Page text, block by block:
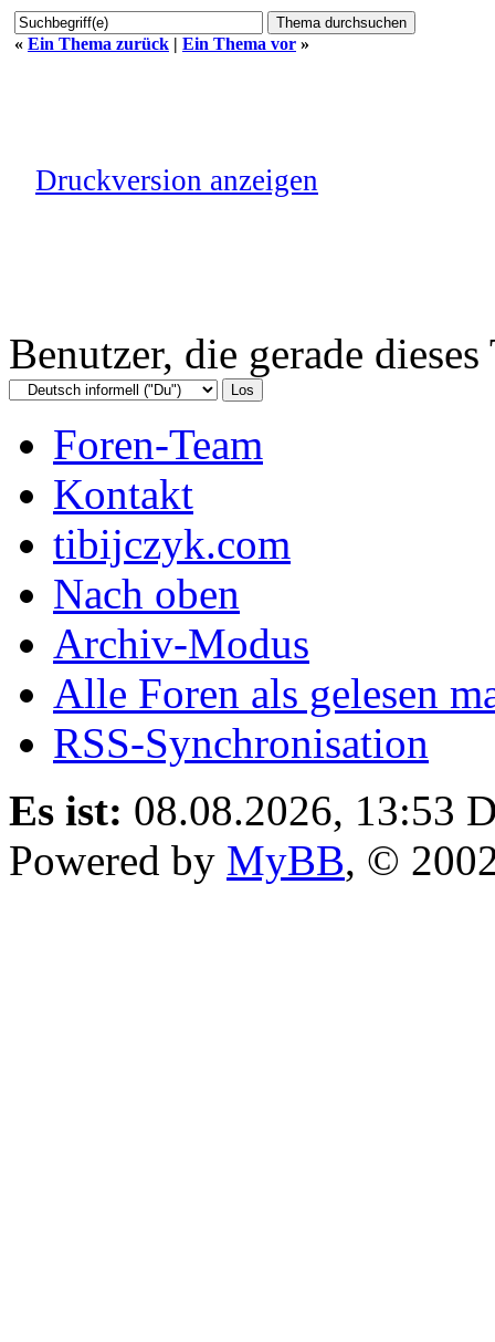
« Ein Thema zurück | Ein Thema vor »
Druckversion anzeigen
Benutzer, die gerade
Foren-Team
Kontakt
tibijczyk.com
Nach oben
Archiv-Modus
Alle Foren als gelesen
RSS-Synchronisation
Es ist: 08.08.2026, 13:53
Powered by MyBB, ©